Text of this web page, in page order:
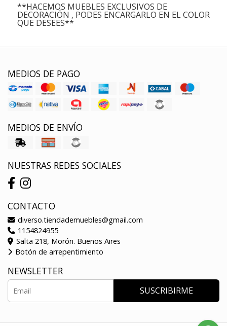
**HACEMOS MUEBLES EXCLUSIVOS DE
DECORACIÓN , PODES ENCARGARLO EN EL COLOR
QUE DESEES**
MEDIOS DE PAGO
MEDIOS DE ENVÍO
NUESTRAS REDES SOCIALES
CONTACTO
diverso.tiendademuebles@gmail.com
1154824955
Salta 218, Morón. Buenos Aires
Botón de arrepentimiento
NEWSLETTER
SUSCRIBIRME